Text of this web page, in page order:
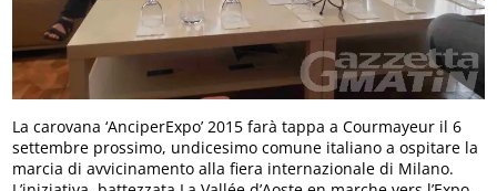
La carovana ‘AnciperExpo’ 2015 farà tappa a Courmayeur il 6
settembre prossimo, undicesimo comune italiano a ospitare la
marcia di avvicinamento alla fiera internazionale di Milano.